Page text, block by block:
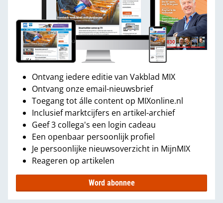
Ontvang iedere editie van Vakblad MIX
Ontvang onze email-nieuwsbrief
Toegang tot álle content op MIXonline.nl
Inclusief marktcijfers en artikel-archief
Geef 3 collega's een login cadeau
Een openbaar persoonlijk profiel
Je persoonlijke nieuwsoverzicht in MijnMIX
Reageren op artikelen
Word abonnee